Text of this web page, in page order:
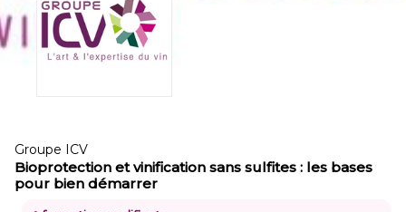
Groupe ICV
Bioprotection et vinification sans sulfites : les bases
pour bien démarrer